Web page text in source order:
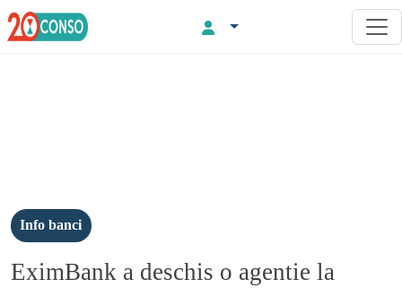
Info banci
EximBank a deschis o agentie la